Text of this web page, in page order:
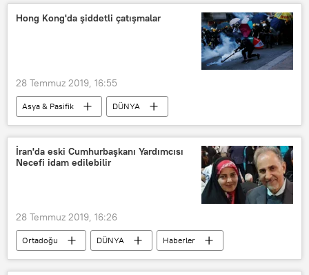
PKK
Hong Kong'da şiddetli çatışmalar
28 Temmuz 2019, 16:55
Asya & Pasifik
DÜNYA
Haberler
Çin
Hong Kong
çatışmalar
İran'da eski Cumhurbaşkanı Yardımcısı
Necefi idam edilebilir
28 Temmuz 2019, 16:26
Ortadoğu DÜNYA
Haberler
İran
idam